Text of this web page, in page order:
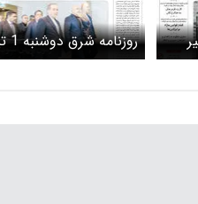
2 تیر
روزنامه
1405 شماره 5415